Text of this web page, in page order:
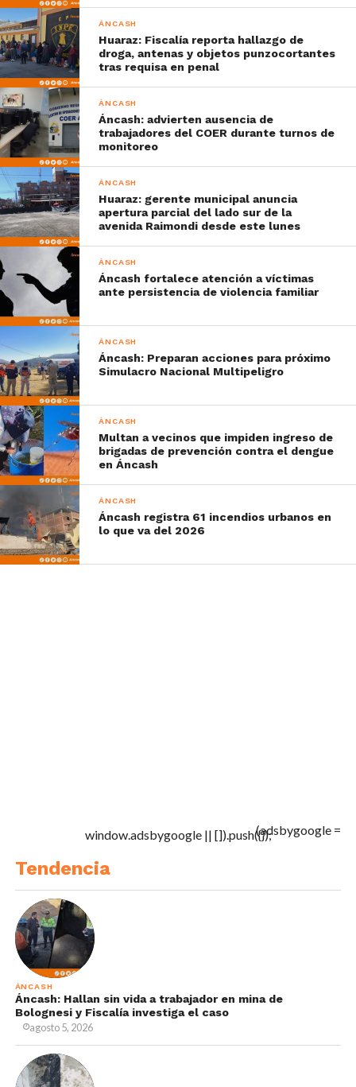
ÁNCASH
Huaraz: Fiscalía reporta hallazgo de
droga, antenas y objetos punzocortantes
tras requisa en penal
ÁNCASH
Áncash: advierten ausencia de
trabajadores del COER durante turnos de
monitoreo
ÁNCASH
Huaraz: gerente municipal anuncia
apertura parcial del lado sur de la
avenida Raimondi desde este lunes
ÁNCASH
Áncash fortalece atención a víctimas
ante persistencia de violencia familiar
ÁNCASH
Áncash: Preparan acciones para próximo
Simulacro Nacional Multipeligro
ÁNCASH
Multan a vecinos que impiden ingreso de
brigadas de prevención contra el dengue
en Áncash
ÁNCASH
Áncash registra 61 incendios urbanos en
lo que va del 2026
(adsbygoogle =
window.adsbygoogle || []).push({});
Tendencia
ÁNCASH
Áncash: Hallan sin vida a trabajador en mina de
Bolognesi y Fiscalía investiga el caso
agosto 5, 2026